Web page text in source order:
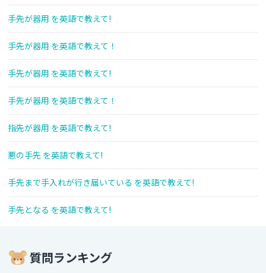
手先が器用 を英語で教えて!
手先が器用 を英語で教えて！
手先が器用 を英語で教えて!
手先が器用 を英語で教えて！
指先が器用 を英語で教えて!
悪の手先 を英語で教えて!
手先まで手入れが行き届いている を英語で教えて!
手先となる を英語で教えて!
質問ランキング